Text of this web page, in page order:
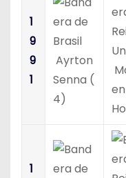
1
9
9
1
Ayrton
Senna (
4)
1